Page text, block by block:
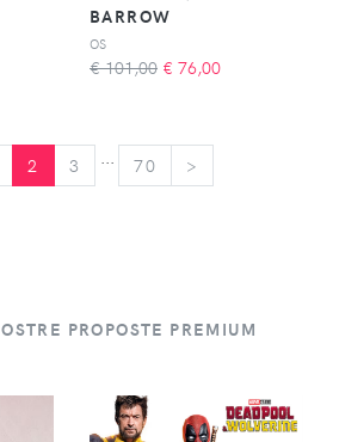
BARROW
OS
€ 101,00 € 76,00
2 3 70 >
PROPOSTE PREMIUM